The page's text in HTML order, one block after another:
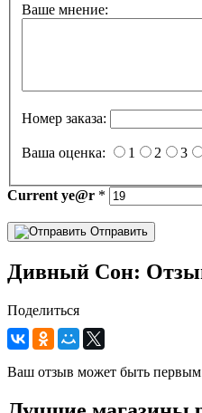
Ваше мнение:
Номер заказа:
Ваша оценка: 1 2 3
Current ye@r *
Отправить
Дивный Сон:
Поделиться
Ваш отзыв может быть